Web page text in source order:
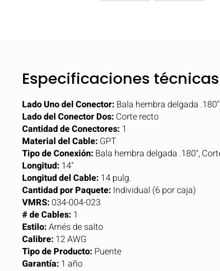
Especificaciones técnicas
Lado Uno del Conector: Bala hembra delgada .180"
Lado del Conector Dos: Corte recto
Cantidad de Conectores: 1
Material del Cable: GPT
Tipo de Conexión: Bala hembra delgada .180",
Longitud: 14"
Longitud del Cable: 14 pulg.
Cantidad por Paquete: Individual (6 por caja)
VMRS: 034-004-023
# de Cables: 1
Estilo:Arnés de salto
Calibre: 12 AWG
Tipo de Producto: Puente
Garantía: 1 año